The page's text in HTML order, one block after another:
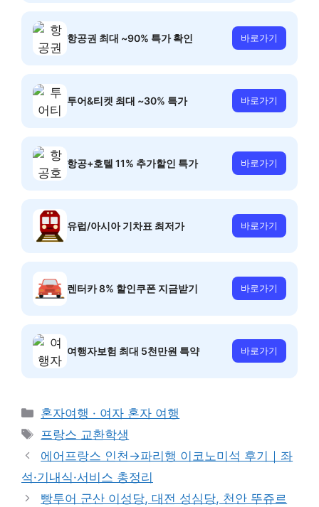
항공권 최대 ~90% 특가 확인 바로가기
투어&티켓 최대 ~30% 특가 바로가기
항공+호텔 11% 추가할인 특가 바로가기
유럽/아시아 기차표 최저가 바로가기
렌터카 8% 할인쿠폰 지금받기 바로가기
여행자보험 최대 5천만원 특약 바로가기
카
테
리
혼자여행 · 여자 혼자 여행
태
그
프랑스 교환학생
에어프랑스 인천→파리행 이코노미석 후기｜좌
석·기내식·서비스 총정리
빵투어 군산 이성당, 대전 성심당, 천안 뚜쥬르